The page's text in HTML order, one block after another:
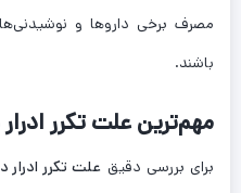
مصرف برخی داروها و
باشند.
مهم‌ترین علت تکرر ادرار
برای بررسی دقیق علت تکرر ادرار